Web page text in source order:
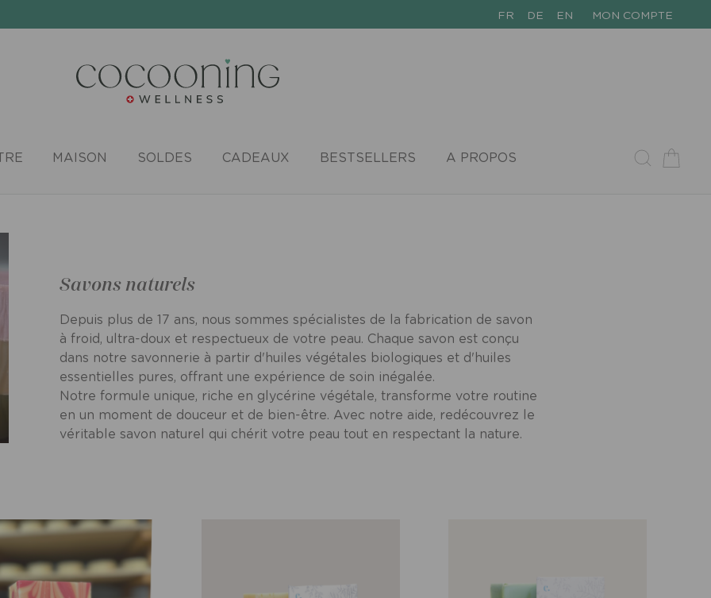
FR DE EN MON COMPTE
MAISON SOLDES CADEAUX BESTSELLERS A PROPOS
Savons naturels
Depuis plus de 17 ans, nous sommes spécialistes de la fabrication de savon
à froid, ultra-doux et respectueux de votre peau. Chaque savon est conçu
dans notre savonnerie à partir d'huiles végétales biologiques et d'huiles
essentielles pures, offrant une expérience de soin inégalée.
Notre formule unique, riche en glycérine végétale, transforme votre routine
en un moment de douceur et de bien-être. Avec notre aide, redécouvrez le
véritable savon naturel qui chérit votre peau tout en respectant la nature.